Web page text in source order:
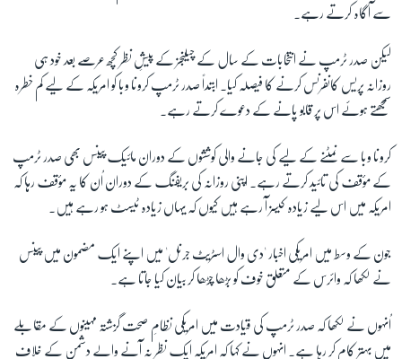
سے آگاہ کرتے رہے۔
لیکن صدر ٹرمپ نے انتخابات کے سال کے چیلنجز کے پیشِ نظر کچھ عرصے بعد خود ہی
روزانہ پریس کانفرنس کرنے کا فیصلہ کیا۔ ابتداً صدر ٹرمپ کرونا وبا کو امریکہ کے لیے کم خطرہ
سمجھتے ہوئے اس پر قابو پانے کے دعوے کرتے رہے۔
کرونا وبا سے نمٹنے کے لیے کی جانے والی کوششوں کے دوران مائیک پینس بھی صدر ٹرمپ
کے مؤقف کی تائید کرتے رہے۔ اپنی روزانہ کی بریفنگ کے دوران اُن کا یہ مؤقف رہا کہ
امریکہ میں اس لیے زیادہ کیسز آ رہے ہیں کیوں کہ یہاں زیادہ ٹیسٹ ہو رہے ہیں۔
جون کے وسط میں امریکی اخبار 'دی وال اسٹریٹ جرنل' میں اپنے ایک مضمون میں پینس
نے لکھا کہ وائرس کے متعلق خوف کو بڑھا چڑھا کر بیان کیا جاتا ہے۔
اُنہوں نے لکھا کہ صدر ٹرمپ کی قیادت میں امریکی نظامِ صحت گزشتہ مہینوں کے مقابلے
میں بہتر کام کر رہا ہے۔ انہوں نے کہا کہ امریکہ ایک نظر نہ آنے والے دشمن کے خلاف